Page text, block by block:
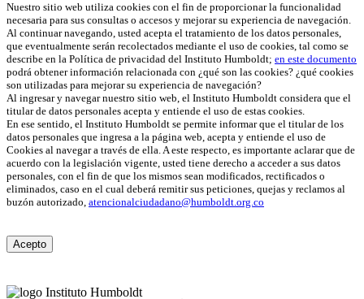
Nuestro sitio web utiliza cookies con el fin de proporcionar la funcionalidad
necesaria para sus consultas o accesos y mejorar su experiencia de navegación.
Al continuar navegando, usted acepta el tratamiento de los datos personales,
que eventualmente serán recolectados mediante el uso de cookies, tal como se
describe en la Política de privacidad del Instituto Humboldt; en este documento
podrá obtener información relacionada con ¿qué son las cookies? ¿qué cookies
son utilizadas para mejorar su experiencia de navegación?
Al ingresar y navegar nuestro sitio web, el Instituto Humboldt considera que el
titular de datos personales acepta y entiende el uso de estas cookies.
En ese sentido, el Instituto Humboldt se permite informar que el titular de los
datos personales que ingresa a la página web, acepta y entiende el uso de
Cookies al navegar a través de ella. A este respecto, es importante aclarar que de
acuerdo con la legislación vigente, usted tiene derecho a acceder a sus datos
personales, con el fin de que los mismos sean modificados, rectificados o
eliminados, caso en el cual deberá remitir sus peticiones, quejas y reclamos al
buzón autorizado, atencionalciudadano@humboldt.org.co
Acepto